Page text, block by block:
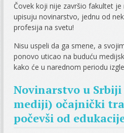
Čovek koji nije završio fakultet
upisuju novinarstvo, jednu od
profesija na svetu!
Nisu uspeli da ga smene, a
ponovo uticao na buduću
kako će u narednom periodu
Novinarstvo u
mediji) očajnički
počevši od